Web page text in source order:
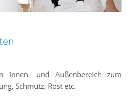
Innen- und Außenbereich zum
Schmutz, Rost etc.